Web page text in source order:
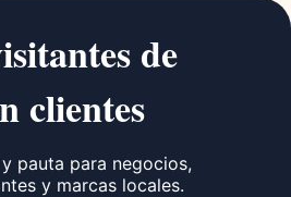
de
clientes
pauta para negocios,
y marcas locales.